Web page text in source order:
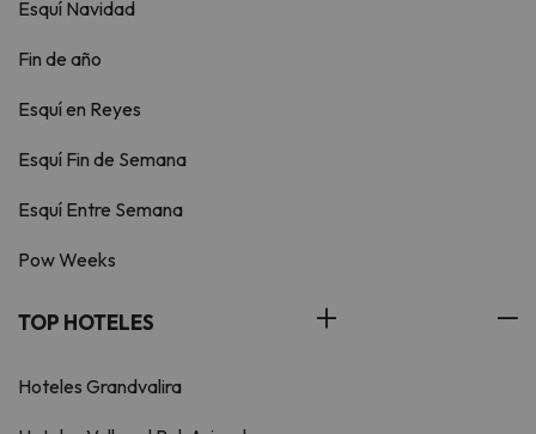
Esquí Navidad
Fin de año
Esquí en Reyes
Esquí Fin de Semana
Esquí Entre Semana
Pow Weeks
TOP HOTELES
Hoteles Grandvalira